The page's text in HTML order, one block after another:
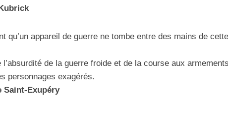
qu’un appareil de guerre ne tombe entre des mains de cette
de la guerre froide et de la course aux
personnages exagérés.
Saint-Exupéry